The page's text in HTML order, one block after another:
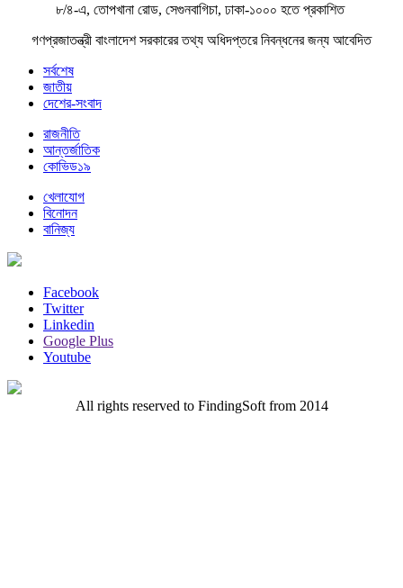
৮/৪-এ, তোপখানা রোড, সেগুনবাগিচা, ঢাকা-১০০০ হতে প্রকাশিত
গণপ্রজাতন্ত্রী বাংলাদেশ সরকারের তথ্য অধিদপ্তরে নিবন্ধনের জন্য আবেদিত
সর্বশেষ
জাতীয়
দেশের-সংবাদ
রাজনীতি
আন্তর্জাতিক
কোভিড১৯
খেলাযোগ
বিনোদন
বানিজ্য
Facebook
Twitter
Linkedin
Google Plus
Youtube
All rights reserved to FindingSoft from 2014